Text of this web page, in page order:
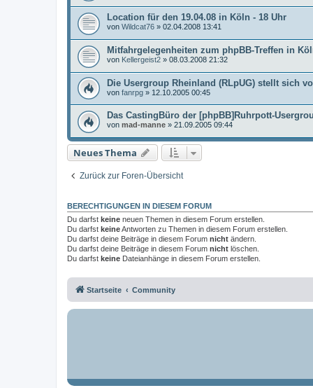
Location für den 19.04.08 in Köln - 18 Uhr
von Wildcat76 » 02.04.2008 13:41
Mitfahrgelegenheiten zum phpBB-Treffen in
von Kellergeist2 » 08.03.2008 21:32
Die Usergroup Rheinland (RLpUG) stellt sich
von fanrpg » 12.10.2005 00:45
Das CastingBüro der [phpBB]Ruhrpott-
von mad-manne » 21.09.2005 09:44
Neues Thema
Zurück zur Foren-Übersicht
BERECHTIGUNGEN IN DIESEM FORUM
Du darfst keine neuen Themen in diesem Forum erstellen.
Du darfst keineAntworten zu Themen in diesem Forum erstellen.
Du darfst deine Beiträge in diesem Forum nicht ändern.
Du darfst deine Beiträge in diesem Forum nicht löschen.
Du darfst keine Dateianhänge in diesem Forum erstellen.
Startseite Community